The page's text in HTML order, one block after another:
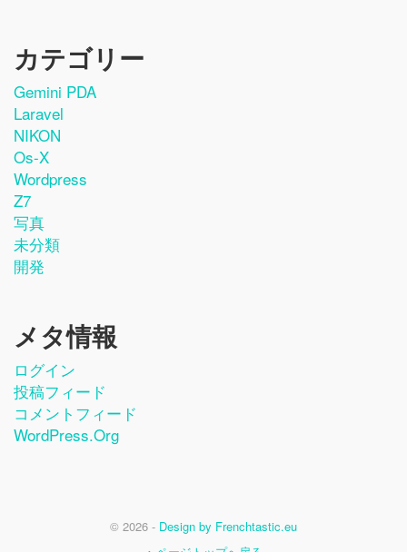
カテゴリー
Gemini PDA
Laravel
NIKON
Os-X
Wordpress
Z7
写真
未分類
開発
メタ情報
ログイン
投稿フィード
コメントフィード
WordPress.org
© 2026 - Design by Frenchtastic.eu